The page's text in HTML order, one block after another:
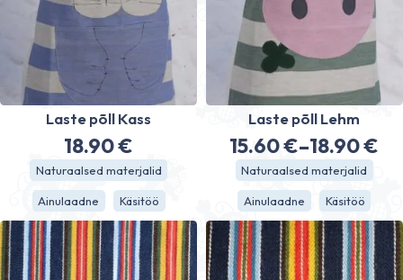
Laste põll Kass
18.90€
Naturaalsed materjalid
Ainulaadne Käsitöö
Laste põll Lehm
15.60€–18.90€
Price
range:
15.60 €
through
18.90 €
Naturaalsed materjalid
Ainulaadne Käsitöö